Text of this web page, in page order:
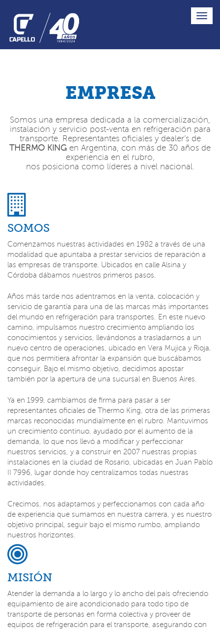
Toggle
EMPRESA
Somos una empresa dedicada a la comercialización,
instalación y servicio post-venta en refrigeración para
transporte. Representantes oficiales y dealer’s de
THERMO KING en Argentina, con más de 30 años de
experiencia en el rubro,
nos posiciona como líderes a nivel nacional.
SOMOS
Comenzamos nuestras actividades en 1982 a través de una
modalidad que apuntaba a prestar servicios de reparación a
las empresas de transporte. Ubicados en calle Alsina y
Córdoba dábamos nuestros primeros pasos.
Años más tarde nos adentramos en la venta, colocación y
servicio de garantía para una de las marcas más importantes
del mundo en refrigeración para transportes. En este nuevo
camino, impulsamos nuestro crecimiento ampliando los
conocimientos y servicios, llevándonos a trasladarnos a un
nuevo centro de operaciones, ubicado en Vera Mujica y Rioja,
que nos permitiera afrontar la expansión que buscábamos
conseguir. Bajo el mismo objetivo, decidimos apostar
también por la apertura de una sucursal en Buenos Aires.
Ya en 1999, cambiamos de firma para pasar a ser
representantes oficiales de Thermo King, otra de las primeras
marcas reconocidas mundialmente en el rubro. Mantuvimos
un crecimiento continuo, ayudado por el aumento de la
demanda, lo que nos llevó a modificar y perfeccionar
nuestros servicios, y a construir en 2007 nuestras propias
instalaciones en la ciudad de Rosario, ubicadas en Juan Pablo
II 7996, lugar donde hoy centralizamos todas nuestras
actividades.
Crecimos, nos adaptamos y perfeccionamos con cada año
de experiencia que sumamos en nuestra carrera, y es nuestro
objetivo principal, seguir bajo el mismo rumbo, ampliando
nuestros horizontes.
MISIÓN
Atender la demanda a lo largo y lo ancho del país ofreciendo
equipamiento de aire acondicionado para todo tipo de
transporte de personas en forma colectiva y proveer de
equipos de refrigeración para el transporte, asegurando con